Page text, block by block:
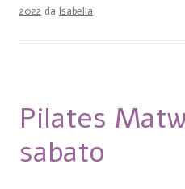
2022 da Isabella
Pilates
sabato